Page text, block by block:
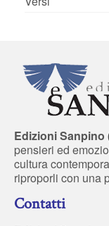
Edizioni Sanpino
pensieri ed
cultura
riproporli con una
Contatti